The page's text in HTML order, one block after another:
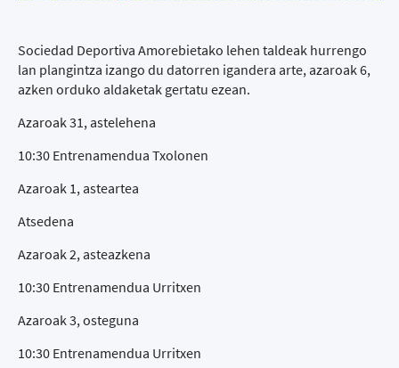
Sociedad Deportiva Amorebietako lehen taldeak hurrengo
lan plangintza izango du datorren igandera arte, azaroak 6,
azken orduko aldaketak gertatu ezean.
Azaroak 31, astelehena
10:30 Entrenamendua Txolonen
Azaroak 1, asteartea
Atsedena
Azaroak 2, asteazkena
10:30 Entrenamendua Urritxen
Azaroak 3, osteguna
10:30 Entrenamendua Urritxen